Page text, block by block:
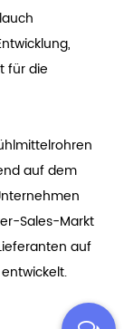
für die
auf dem
Sales-Markt
auf